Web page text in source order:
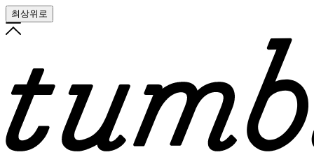
최상위로